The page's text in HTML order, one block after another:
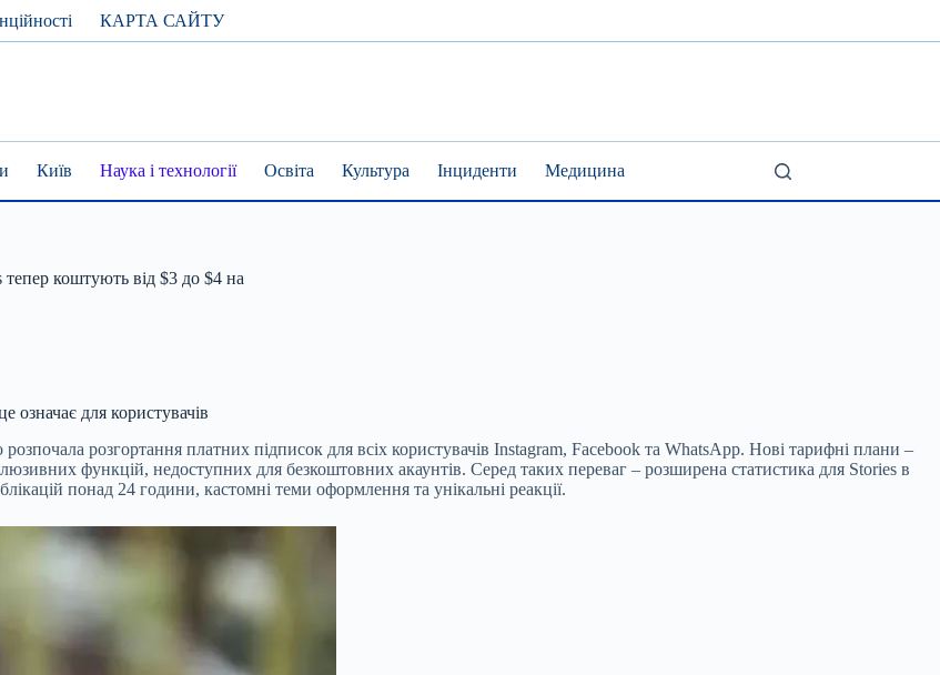
КАРТА САЙТУ
Київ Наука і технології Освіта Культура Інциденти Медицина
коштують від $3 до $4 на
означає для користувачів
розгортання платних підписок для всіх користувачів Instagram, Facebook та WhatsApp. Нові тарифні плани –
функцій, недоступних для безкоштовних акаунтів. Серед таких переваг – розширена статистика для Stories в
понад 24 години, кастомні теми оформлення та унікальні реакції.